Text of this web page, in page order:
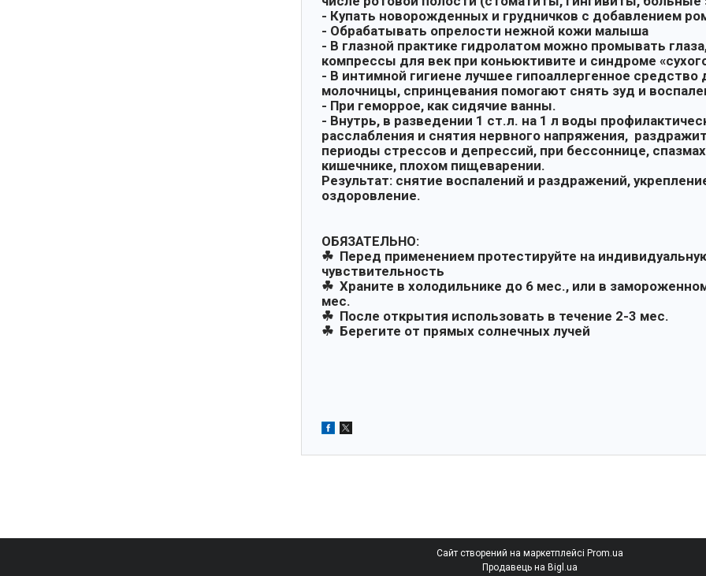
- Купать новорожденных и грудничков с добавлением
- Обрабатывать опрелости нежной кожи малыша
- В глазной практике гидролатом можно промывать
компрессы для век при коньюктивите и синдроме
- В интимной гигиене лучшее гипоаллергенное средство
молочницы, спринцевания помогают снять зуд и
- При геморрое, как сидячие ванны.
- Внутрь, в разведении 1 ст.л. на 1 л воды
расслабления и снятия нервного напряжения,
периоды стрессов и депрессий, при бессоннице, спазмах
кишечнике, плохом пищеварении.
Результат: снятие воспалений и раздражений,
оздоровление.
ОБЯЗАТЕЛЬНО:
☘ Перед применением протестируйте на
чувствительность
☘ Храните в холодильнике до 6 мес., или в
мес.
☘ После открытия использовать в течение 2-3 мес.
☘ Берегите от прямых солнечных лучей
Сайт створений на маркетплейсі Prom.ua
Продавець на Bigl.ua